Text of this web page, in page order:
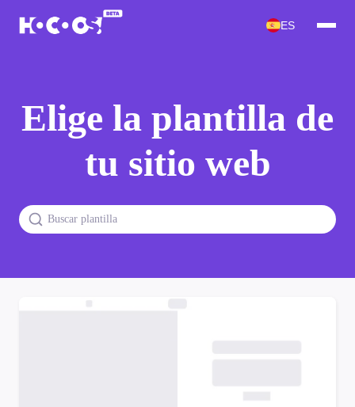
ES
Elige la plantilla de
tu sitio web